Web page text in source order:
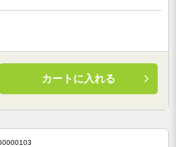
カートに入れる